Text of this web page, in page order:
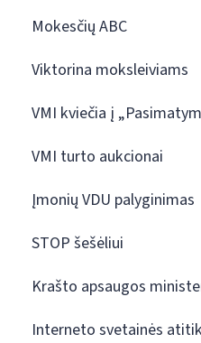
Mokesčių ABC
Viktorina moksleiviams
VMI kviečia į
VMI turto aukcionai
Įmonių VDU palyginimas
STOP šešėliui
Krašto apsaugos
Interneto svetainės